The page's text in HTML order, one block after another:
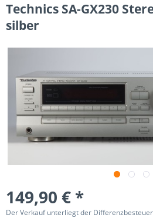
Technics SA-GX230
silber
149,90 € *
Der Verkauf unterliegt der